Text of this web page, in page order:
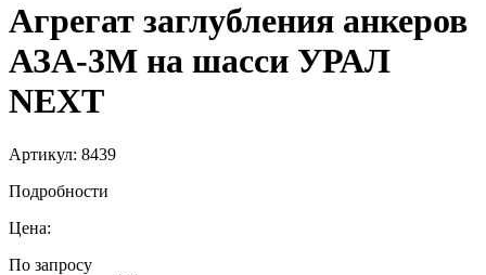
Агрегат заглубления анкеров
АЗА-3М на шасси УРАЛ
NEXT
Артикул: 8439
Подробности
Цена:
По запросу